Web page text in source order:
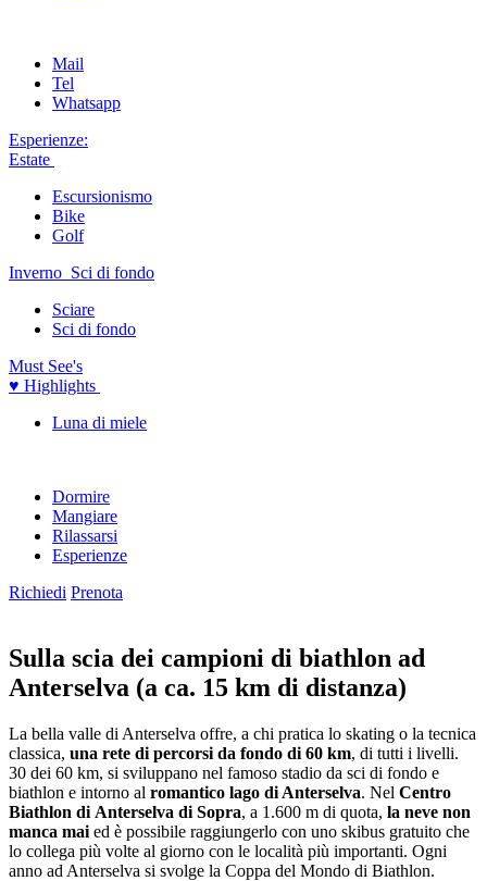
Mail
Tel
Whatsapp
Esperienze:
Estate
Escursionismo
Bike
Golf
Inverno Sci di fondo
Sciare
Sci di fondo
Must See's
♥ Highlights
Luna di miele
Dormire
Mangiare
Rilassarsi
Esperienze
Richiedi Prenota
Sulla scia dei campioni di biathlon ad
Anterselva (a ca. 15 km di distanza)
La bella valle di Anterselva offre, a chi pratica lo skating o la tecnica
classica, una rete di percorsi da fondo di 60 km, di tutti i livelli.
30 dei 60 km, si sviluppano nel famoso stadio da sci di fondo e
biathlon e intorno al romantico lago di Anterselva. Nel Centro
Biathlon di Anterselva di Sopra, a 1.600 m di quota, la neve non
manca mai ed è possibile raggiungerlo con uno skibus gratuito che
lo collega più volte al giorno con le località più importanti. Ogni
anno ad Anterselva si svolge la Coppa del Mondo di Biathlon.